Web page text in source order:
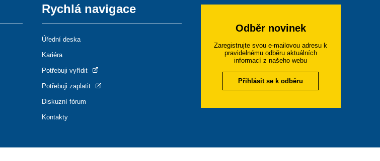
Rychlá navigace
Úřední deska
Kariéra
Potřebuji vyřídit
Potřebuji zaplatit
Diskuzní fórum
Kontakty
Odběr novinek
Zaregistrujte svou e-mailovou adresu k
pravidelnému odběru aktuálních
informací z našeho webu
Přihlásit se k odběru